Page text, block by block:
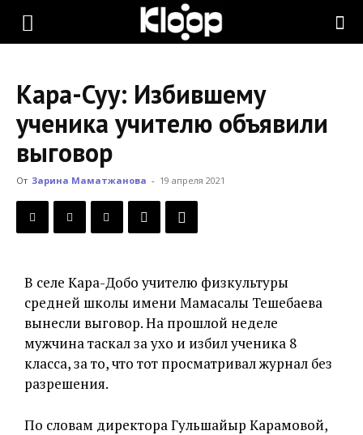
KLOOP.KG
Новости
Кыргызстана
Кара-Суу: Избившему
ученика учителю объявили
выговор
От Зарина Маматжанова - 19 апреля 2021
В селе Кара-Добо учителю физкультуры
средней школы имени Мамасалы Тешебаева
вынесли выговор. На прошлой неделе
мужчина таскал за ухо и избил ученика 8
класса, за то, что тот просматривал журнал без
разрешения.
По словам директора Гульшайыр Карамовой,